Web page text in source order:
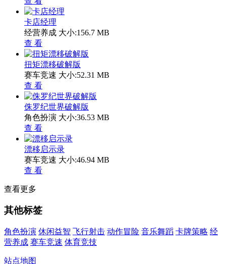
卡店经理
经营养成 大小:156.7 MB
查 看
扭矩漂移破解版
赛车竞速 大小:52.31 MB
查 看
侏罗纪世界破解版
角色扮演 大小:36.53 MB
查 看
漂移启示录
赛车竞速 大小:46.94 MB
查 看
查看更多
其他标签
角色扮演 休闲益智 飞行射击 动作冒险 音乐舞蹈 卡牌策略 经
营养成 赛车竞速 体育竞技
站点地图